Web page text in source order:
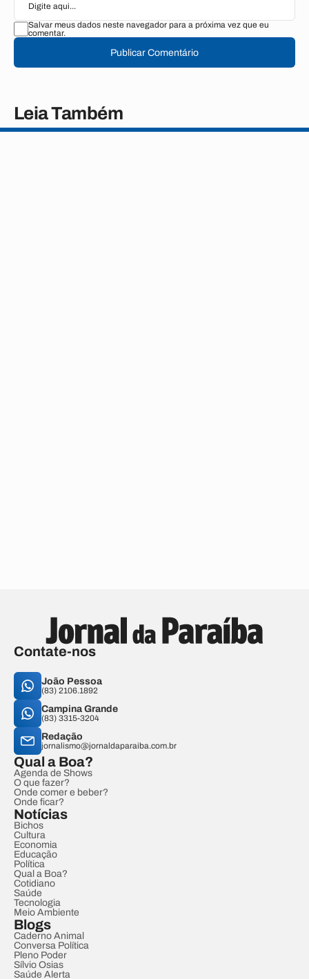
Salvar meus dados neste navegador para a próxima vez que eu
comentar.
Publicar Comentário
Leia Também
Contate-nos
João Pessoa
(83) 2106.1892
Campina Grande
(83) 3315-3204
Redação
jornalismo@jornaldaparaiba.com.br
Qual a Boa?
Agenda de Shows
O que fazer?
Onde comer e beber?
Onde ficar?
Notícias
Bichos
Cultura
Economia
Educação
Política
Qual a Boa?
Cotidiano
Saúde
Tecnologia
Meio Ambiente
Blogs
Caderno Animal
Conversa Política
Pleno Poder
Sílvio Osias
Saúde Alerta